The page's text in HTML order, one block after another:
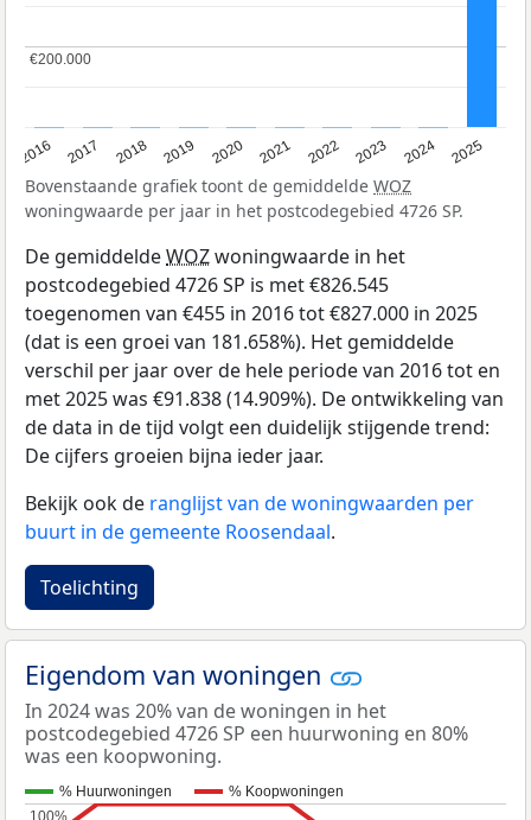
2016 2017 2018 2019 2020 2021 2022 2023 2024 2025
€200.000
€200.000
Bovenstaande grafiek toont de gemiddelde WOZ
woningwaarde per jaar in het postcodegebied 4726 SP.
De gemiddeldeWOZwoningwaarde in het
postcodegebied 4726 SP is met €826.545
toegenomen van €455 in 2016 tot €827.000 in 2025
(dat is een groei van 181.658%). Het gemiddelde
verschil per jaar over de hele periode van 2016 tot en
met 2025 was €91.838 (14.909%). De ontwikkeling van
de data in de tijd volgt een duidelijk stijgende trend:
De cijfers groeien bijna ieder jaar.
Bekijk ook de ranglijst van de woningwaarden per
buurt in de gemeente Roosendaal.
Toelichting
Eigendom van woningen
In 2024 was 20% van de woningen in het
postcodegebied 4726 SP een huurwoning en 80%
was een koopwoning.
% Huurwoningen
% Koopwoningen
100%
100%